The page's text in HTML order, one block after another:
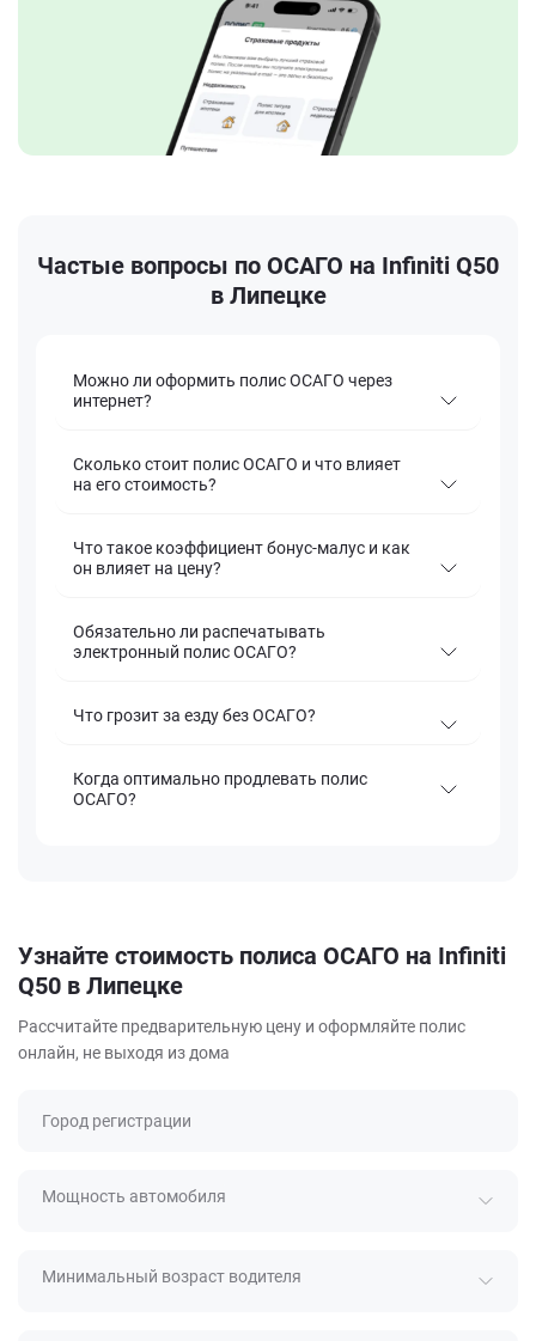
Частые вопросы по ОСАГО на Infiniti Q50
в Липецке
Можно ли оформить полис ОСАГО через
интернет?
Сколько стоит полис ОСАГО и что влияет
на его стоимость?
Что такое коэффициент бонус-малус и как
он влияет на цену?
Обязательно ли распечатывать
электронный полис ОСАГО?
Что грозит за езду без ОСАГО?
Когда оптимально продлевать полис
ОСАГО?
Узнайте стоимость полиса ОСАГО на Infiniti
Q50 в Липецке
Рассчитайте предварительную цену и оформляйте полис
онлайн, не выходя из дома
Город регистрации
Мощность автомобиля
Минимальный возраст водителя